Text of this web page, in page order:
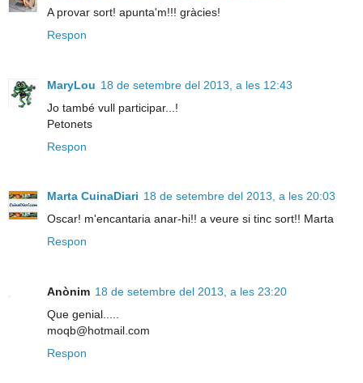
A provar sort! apunta'm!!! gràcies!
Respon
MaryLou 18 de setembre del 2013, a les 12:43
Jo també vull participar...!
Petonets
Respon
Marta CuinaDiari 18 de setembre del 2013, a les 20:03
Oscar! m'encantaria anar-hi!! a veure si tinc sort!! Marta
Respon
Anònim 18 de setembre del 2013, a les 23:20
Que genial.....
moqb@hotmail.com
Respon